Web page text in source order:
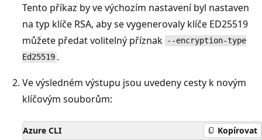
Tento příkaz by ve výchozím nastavení byl nastaven
na typ klíče RSA, aby se vygenerovaly klíče ED25519
můžete předat volitelný příznak --encryption-type
Ed25519 .
Ve výsledném výstupu jsou uvedeny cesty k novým
klíčovým souborům:
Azure CLI Kopírovat